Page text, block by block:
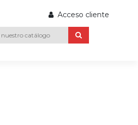
Acceso cliente